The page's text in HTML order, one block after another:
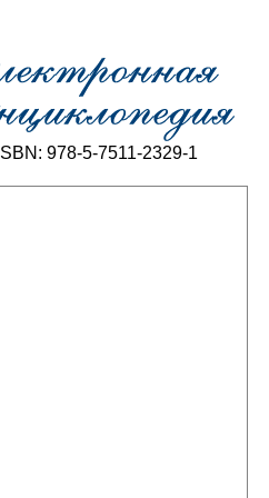
ISBN: 978-5-7511-2329-1